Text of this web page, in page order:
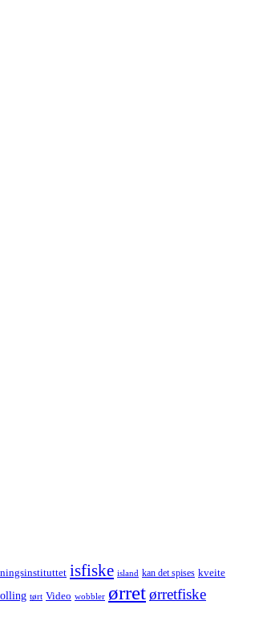
isfiske island kan det spises kveite
tørt Video wobbler ørretørretfiske